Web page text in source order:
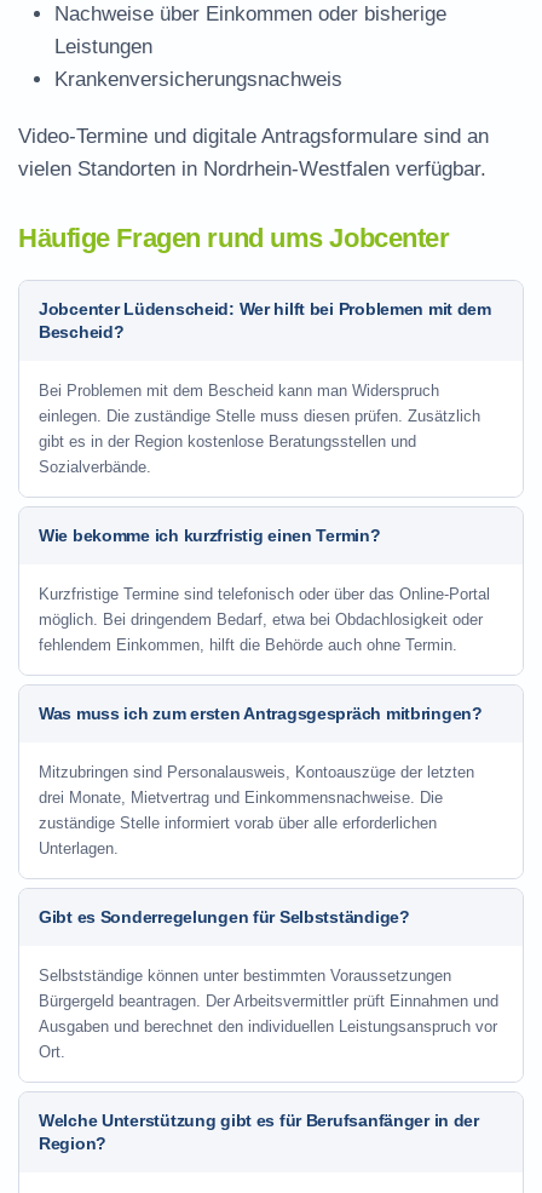
Nachweise über Einkommen oder bisherige
Leistungen
Krankenversicherungsnachweis
Video-Termine und digitale Antragsformulare sind an
vielen Standorten in Nordrhein-Westfalen verfügbar.
Häufige Fragen rund ums Jobcenter
Jobcenter Lüdenscheid: Wer hilft bei Problemen mit dem
Bescheid?
Bei Problemen mit dem Bescheid kann man Widerspruch
einlegen. Die zuständige Stelle muss diesen prüfen. Zusätzlich
gibt es in der Region kostenlose Beratungsstellen und
Sozialverbände.
Wie bekomme ich kurzfristig einen Termin?
Kurzfristige Termine sind telefonisch oder über das Online-Portal
möglich. Bei dringendem Bedarf, etwa bei Obdachlosigkeit oder
fehlendem Einkommen, hilft die Behörde auch ohne Termin.
Was muss ich zum ersten Antragsgespräch mitbringen?
Mitzubringen sind Personalausweis, Kontoauszüge der letzten
drei Monate, Mietvertrag und Einkommensnachweise. Die
zuständige Stelle informiert vorab über alle erforderlichen
Unterlagen.
Gibt es Sonderregelungen für Selbstständige?
Selbstständige können unter bestimmten Voraussetzungen
Bürgergeld beantragen. Der Arbeitsvermittler prüft Einnahmen und
Ausgaben und berechnet den individuellen Leistungsanspruch vor
Ort.
Welche Unterstützung gibt es für Berufsanfänger in der
Region?